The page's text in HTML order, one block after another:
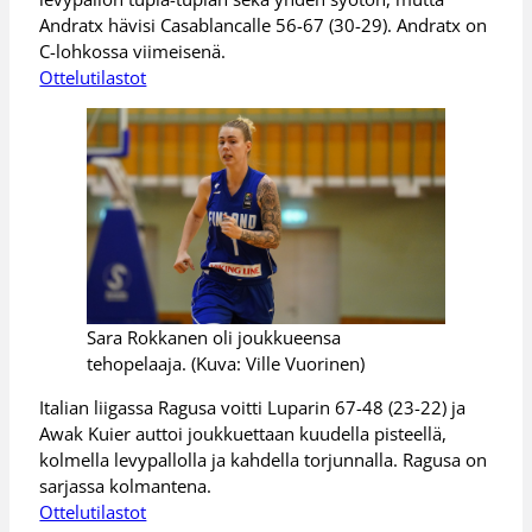
Andratx hävisi Casablancalle 56-67 (30-29). Andratx on
C-lohkossa viimeisenä.
Ottelutilastot
Sara Rokkanen oli joukkueensa
tehopelaaja. (Kuva: Ville Vuorinen)
Italian liigassa Ragusa voitti Luparin 67-48 (23-22) ja
Awak Kuier auttoi joukkuettaan kuudella pisteellä,
kolmella levypallolla ja kahdella torjunnalla. Ragusa on
sarjassa kolmantena.
Ottelutilastot